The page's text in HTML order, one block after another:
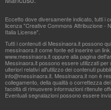
Eccetto dove diversamente indicato, tutti i
licenza "Creative Commons Attribuzione -
Italia License".
Tutti i contenuti di Messinaora.it possono
messinaora.it come fonte ed inserire un
www.messinaora.it oppure alla pagina
Messinaora.it possono essere utilizzati
ulteriori relativi all'utilizzo dei contenuti
info@messinaora.it . Messinaora.it non è
collegamento, della qualità o correttezza
facoltà di rimuovere informazioni ritenute
Eventuali segnalazioni possono essere